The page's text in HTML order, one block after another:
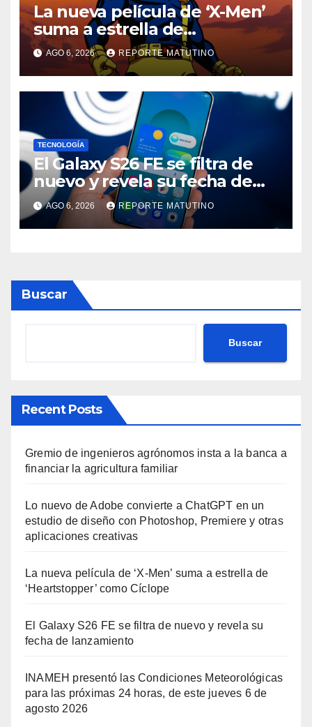
La nueva película de ‘X-Men’
suma a estrella de
‘Heartstopper’ como Cíclope
AGO 6, 2026 REPORTE MATUTINO
TECNOLOGÍA
El Galaxy S26 FE se filtra de
nuevo y revela su fecha de
lanzamiento
AGO 6, 2026 REPORTE MATUTINO
Buscar
Buscar
Recent Posts
Gremio de ingenieros agrónomos insta a la banca a
financiar la agricultura familiar
Lo nuevo de Adobe convierte a ChatGPT en un
estudio de diseño con Photoshop, Premiere y otras
aplicaciones creativas
La nueva película de ‘X-Men’ suma a estrella de
‘Heartstopper’ como Cíclope
El Galaxy S26 FE se filtra de nuevo y revela su
fecha de lanzamiento
INAMEH presentó las Condiciones Meteorológicas
para las próximas 24 horas, de este jueves 6 de
agosto 2026